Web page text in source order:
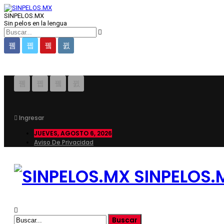
SINPELOS.MX
Sin pelos en la lengua
Ingresar
JUEVES, AGOSTO 6, 2026
Aviso De Privacidad